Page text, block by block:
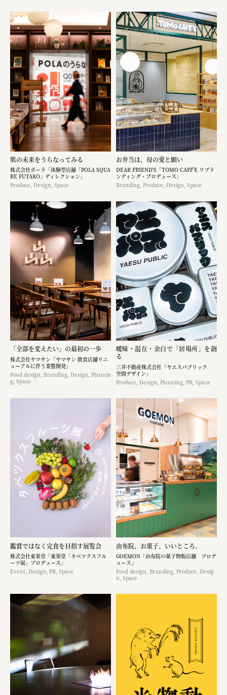
肌の未来をうらなってみる
株式会社ポーラ「体験型店舗「POLA SQUA
RE FUTAKO」ディレクション」
Produce, Design, Space
お弁当は、母の愛と願い
DEAR FRIEND'S「TOMO CAFF’E リブラ
ンディング・プロデュース」
Branding, Produce, Design, Space
「全部を変えたい」の最初の一歩
株式会社ヤマサン「ヤマサン 飲食店舗リニ
ューアルに伴う業態開発」
Food design, Branding, Design, Plannin
g, Space
曖昧・混在・余白で「居場所」を創
る
三井不動産株式会社「ヤエスパブリック
空間デザイン」
Produce, Design, Planning, PR, Space
鑑賞ではなく完食を目指す展覧会
株式会社東果堂「東果堂「タベツクスフル
ーツ展」プロデュース」
Event, Design, PR, Space
由布院、お菓子、いいところ。
GOEMON「由布院の菓子物販店舗 プロデ
ュース」
Food design, Branding, Produce, Desig
n, Space